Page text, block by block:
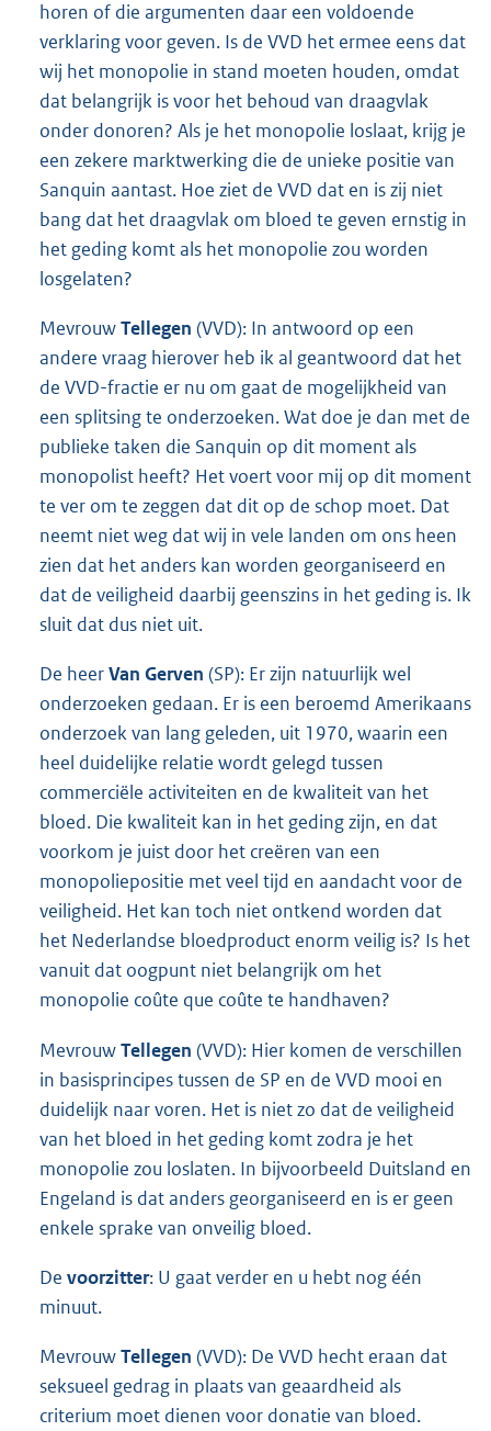
horen of die argumenten daar een voldoende
verklaring voor geven. Is de VVD het ermee eens dat
wij het monopolie in stand moeten houden, omdat
dat belangrijk is voor het behoud van draagvlak
onder donoren? Als je het monopolie loslaat, krijg je
een zekere marktwerking die de unieke positie van
Sanquin aantast. Hoe ziet de VVD dat en is zij niet
bang dat het draagvlak om bloed te geven ernstig in
het geding komt als het monopolie zou worden
losgelaten?
MevrouwTellegen (VVD): In antwoord op een
andere vraag hierover heb ik al geantwoord dat het
de VVD-fractie er nu om gaat de mogelijkheid van
een splitsing te onderzoeken. Wat doe je dan met de
publieke taken die Sanquin op dit moment als
monopolist heeft? Het voert voor mij op dit moment
te ver om te zeggen dat dit op de schop moet. Dat
neemt niet weg dat wij in vele landen om ons heen
zien dat het anders kan worden georganiseerd en
dat de veiligheid daarbij geenszins in het geding is. Ik
sluit dat dus niet uit.
De heerVan Gerven (SP): Er zijn natuurlijk wel
onderzoeken gedaan. Er is een beroemd Amerikaans
onderzoek van lang geleden, uit 1970, waarin een
heel duidelijke relatie wordt gelegd tussen
commerciële activiteiten en de kwaliteit van het
bloed. Die kwaliteit kan in het geding zijn, en dat
voorkom je juist door het creëren van een
monopoliepositie met veel tijd en aandacht voor de
veiligheid. Het kan toch niet ontkend worden dat
het Nederlandse bloedproduct enorm veilig is? Is het
vanuit dat oogpunt niet belangrijk om het
monopolie coûte que coûte te handhaven?
MevrouwTellegen (VVD): Hier komen de verschillen
in basisprincipes tussen de SP en de VVD mooi en
duidelijk naar voren. Het is niet zo dat de veiligheid
van het bloed in het geding komt zodra je het
monopolie zou loslaten. In bijvoorbeeld Duitsland en
Engeland is dat anders georganiseerd en is er geen
enkele sprake van onveilig bloed.
De voorzitter: U gaat verder en u hebt nog één
minuut.
MevrouwTellegen (VVD): De VVD hecht eraan dat
seksueel gedrag in plaats van geaardheid als
criterium moet dienen voor donatie van bloed.